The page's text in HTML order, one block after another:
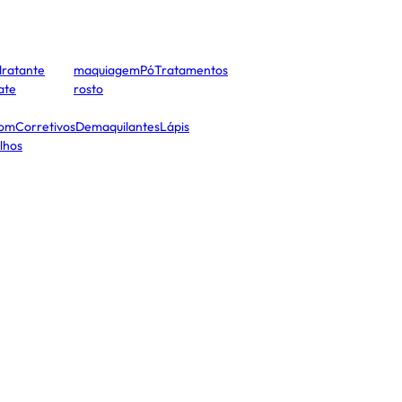
CorretivosDemaquilantesLápis
maquiagemPóTratamentos
rosto